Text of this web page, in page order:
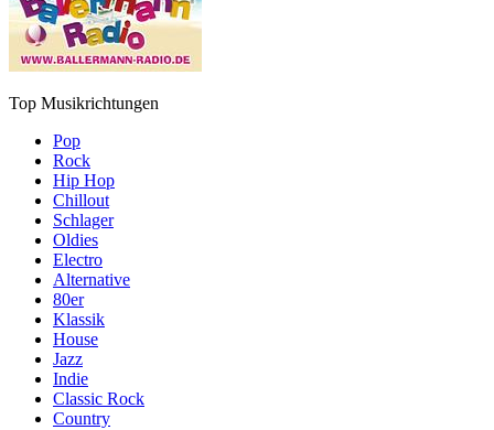
Top Musikrichtungen
Pop
Rock
Hip Hop
Chillout
Schlager
Oldies
Electro
Alternative
80er
Klassik
House
Jazz
Indie
Classic Rock
Country